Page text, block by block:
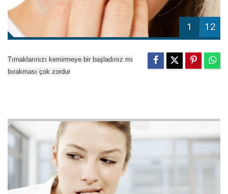
1 12
Tırnaklarınızı kemirmeye bir başladınız mı
bırakması çok zordur